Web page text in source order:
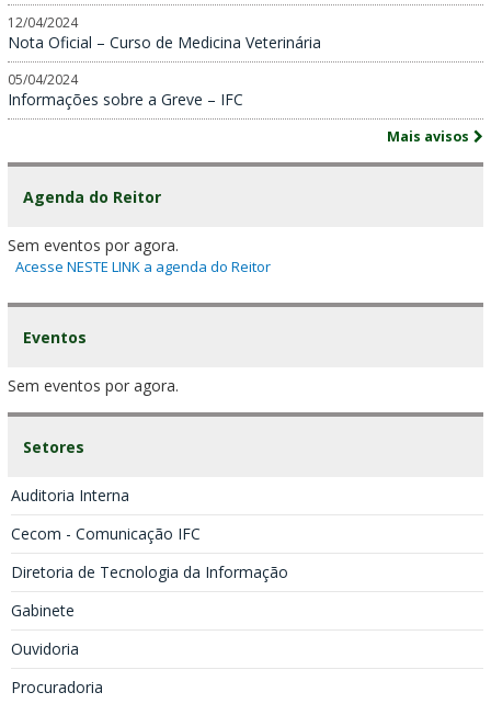
12/04/2024
Nota Oficial – Curso de Medicina Veterinária
05/04/2024
Informações sobre a Greve – IFC
Mais avisos
Agenda do Reitor
Sem eventos por agora.
Acesse NESTE LINK a agenda do Reitor
Eventos
Sem eventos por agora.
Setores
Auditoria Interna
Cecom - Comunicação IFC
Diretoria de Tecnologia da Informação
Gabinete
Ouvidoria
Procuradoria